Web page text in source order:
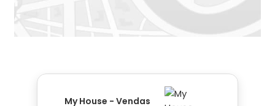
My House - Vendas